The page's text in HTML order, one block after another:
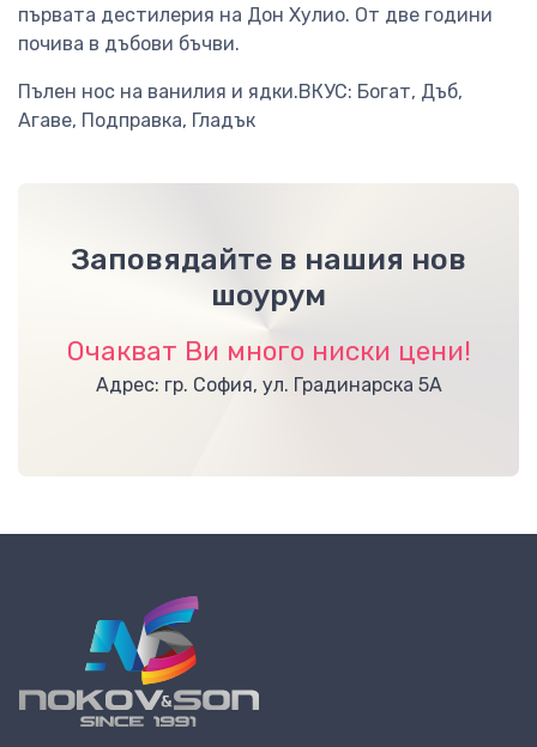
първата дестилерия на Дон Хулио. От две години
почива в дъбови бъчви.
Пълен нос на ванилия и ядки.ВКУС: Богат, Дъб,
Агаве, Подправка, Гладък
Заповядайте в нашия нов
шоурум
Очакват Ви много ниски цени!
Адрес: гр. София, ул. Градинарска 5А